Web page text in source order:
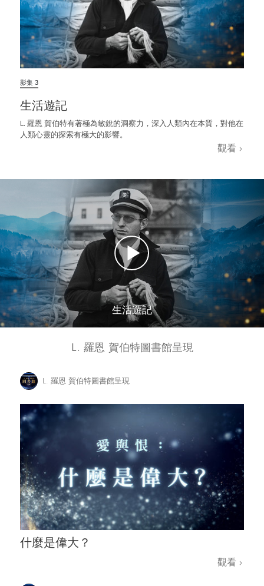
影集 3
生活遊記
L. 羅恩 賀伯特有著極為敏銳的洞察力，深入人類內在本質，對他在
人類心靈的探索有極大的影響。
觀看
生活遊記
L. 羅恩 賀伯特圖書館呈現
L. 羅恩 賀伯特圖書館呈現
什麼是偉大？
觀看